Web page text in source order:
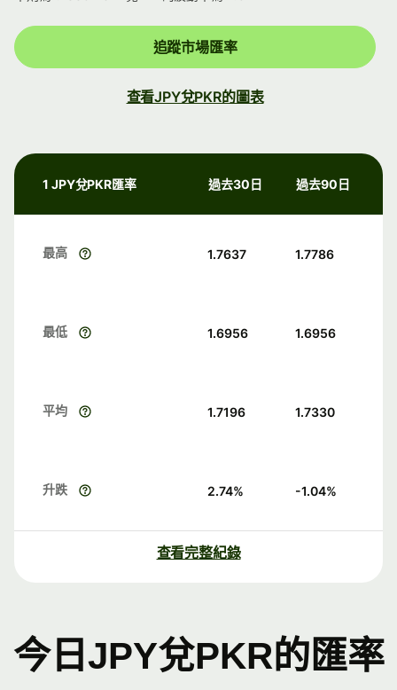
追蹤市場匯率
查看JPY兌PKR的圖表
1 JPY兌PKR匯率 過去30日 過去90日
最高 1.7637 1.7786
最低 1.6956 1.6956
平均 1.7196 1.7330
升跌 2.74% -1.04%
查看完整紀錄
今日JPY兌PKR的匯率